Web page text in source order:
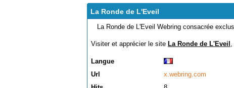
La Ronde de L'Eveil
La Ronde de L'Eveil Webring consacrée
Visiter et apprécier le site La Ronde de L'Eveil ,
Langue
Url
x.webring.com